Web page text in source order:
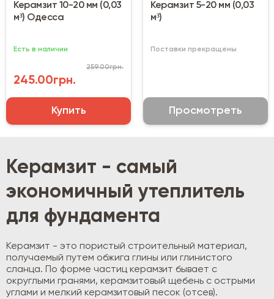
Керамзит 10-20 мм (0,03
м³) Одесса
Есть в наличии
245.00грн.
259.00грн.
Купить
Керамзит 5-20 мм (0,03
м³)
Поставки прекращены
Просмотреть
Керамзит - самый
экономичный утеплитель
для фундамента
Керамзит - это пористый строительный материал,
получаемый путем обжига глины или глинистого
сланца. По форме частиц керамзит бывает с
округлыми гранями, керамзитовый щебень с острыми
углами и мелкий керамзитовый песок (отсев).